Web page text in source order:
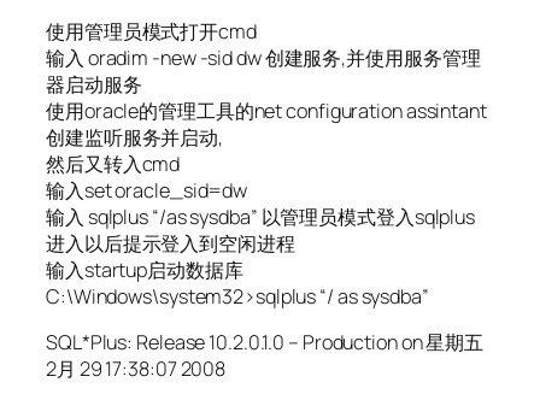
使用管理员模式打开cmd
输入 oradim -new -sid dw 创建服务,并使用服务管理
器启动服务
使用oracle的管理工具的net configuration assintant
创建监听服务并启动,
然后又转入cmd
输入set oracle_sid=dw
输入 sqlplus “/as sysdba” 以管理员模式登入sqlplus
进入以后提示登入到空闲进程
输入startup启动数据库
C:\Windows\system32>sqlplus “/ as sysdba”
SQL*Plus: Release 10.2.0.1.0 – Production on 星期五
2月 29 17:38:07 2008